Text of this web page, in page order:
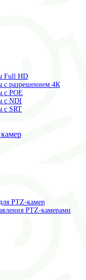
Full HD
с разрешением 4К
с POE
c NDI
с SRT
PTZ-камер
PTZ-камерами